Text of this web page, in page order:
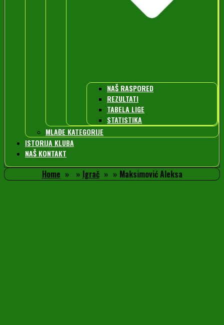
NAŠ RASPORED
REZULTATI
TABELA LIGE
STATISTIKA
MLAĐE KATEGORIJE
ISTORIJA KLUBA
NAŠ KONTAKT
Home Igrač Maksimović Aleksa